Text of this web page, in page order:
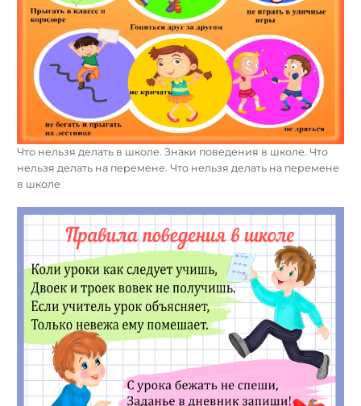
Что нельзя делать в школе. Знаки поведения в школе. Что
нельзя делать на перемене. Что нельзя делать на перемене
в школе